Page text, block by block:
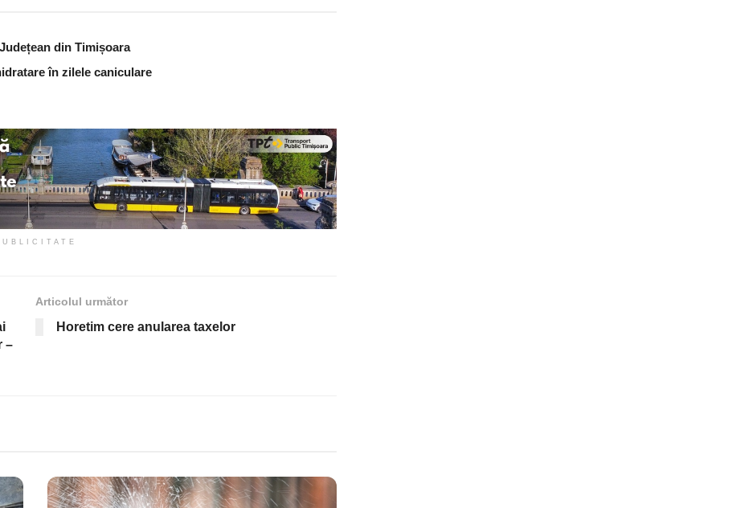
din Timișoara
în zilele caniculare
–
Articolul următor
Horetim cere anularea taxelor